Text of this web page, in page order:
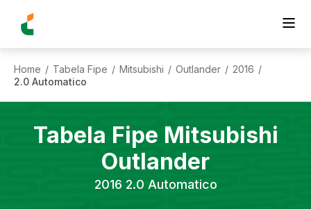
Home / Tabela Fipe / Mitsubishi / Outlander / 2016 /
2.0 Automatico
Tabela Fipe Mitsubishi
Outlander
2016 2.0 Automatico